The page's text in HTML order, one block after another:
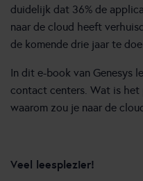
duidelijk dat 36% de
naar de cloud heeft
de komende drie jaar te
In dit e-book van Genesys
contact centers. Wat is het
waarom zou je naar de
Veel leesplezier!